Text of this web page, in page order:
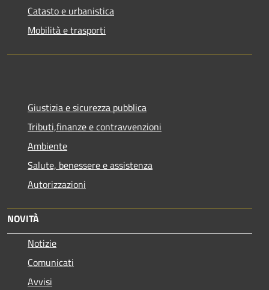
Catasto e urbanistica
Mobilità e trasporti
Giustizia e sicurezza pubblica
Tributi,finanze e contravvenzioni
Ambiente
Salute, benessere e assistenza
Autorizzazioni
NOVITÀ
Notizie
Comunicati
Avvisi